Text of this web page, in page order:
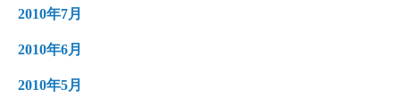
2010年7月
2010年6月
2010年5月